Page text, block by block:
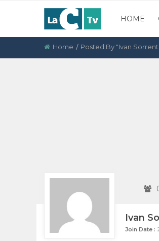
HOME
Home Posted By "Ivan
Ivan
Join Date :